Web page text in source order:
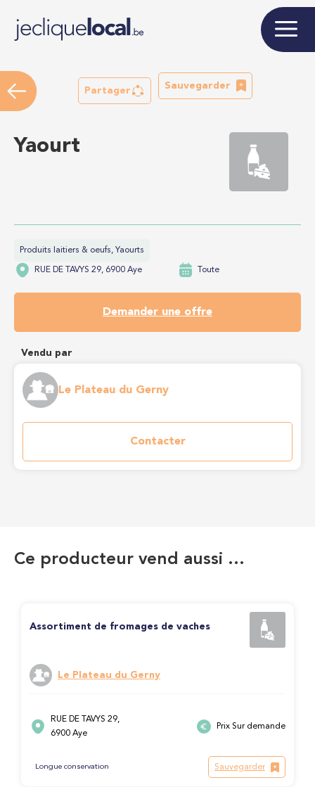
Partager
Sauvegarder
Yaourt
Produits laitiers & oeufs, Yaourts
RUE DE TAVYS 29, 6900 Aye Toute
Demander une offre
Vendu par
Le Plateau du Gerny
Contacter
Ce producteur vend aussi …
Assortiment de fromages de vaches
Le Plateau du Gerny
RUE DE TAVYS 29,
6900 Aye
Prix Sur demande
Longue conservation Sauvegarder